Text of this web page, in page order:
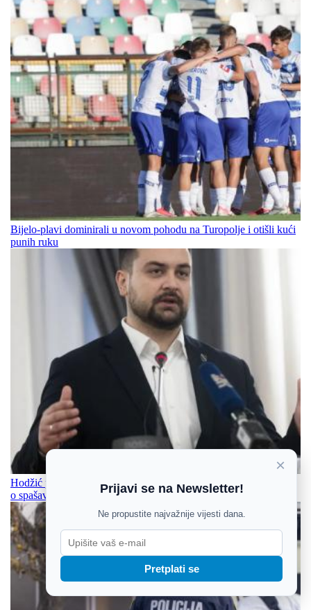
Bijelo-plavi dominirali u novom pohodu na Turopolje i otišli kući
punih ruku
Hodžić prozvao Plenkovića zbog izjave o Oluji: Tvrdi da je priča
o spašavanju Bihaća „mit i laž“
×
Prijavi se na Newsletter!
Ne propustite najvažnije vijesti dana.
Pretplati se